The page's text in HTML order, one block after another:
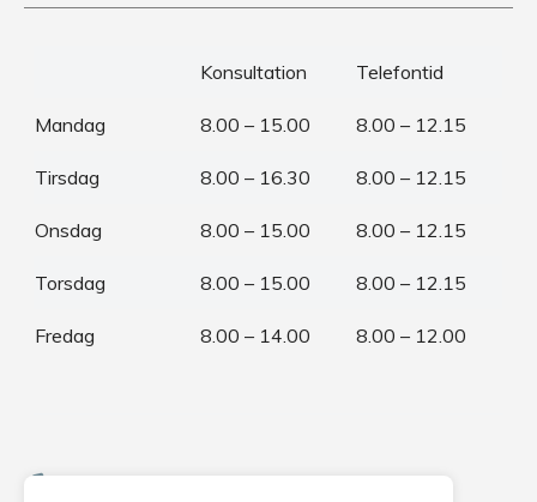
Konsultation Telefontid
Mandag 8.00 – 15.00 8.00 – 12.15
Tirsdag 8.00 – 16.30 8.00 – 12.15
Onsdag 8.00 – 15.00 8.00 – 12.15
Torsdag 8.00 – 15.00 8.00 – 12.15
Fredag 8.00 – 14.00 8.00 – 12.00